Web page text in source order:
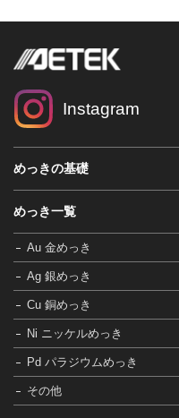
Instagram
めっきの基礎
めっき一覧
Au 金めっき
Ag 銀めっき
Cu 銅めっき
Ni ニッケルめっき
Pd パラジウムめっき
その他